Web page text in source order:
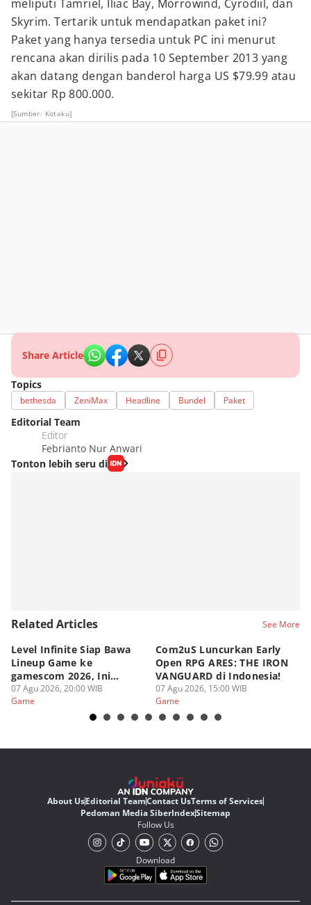
meliputi Tamriel, Iliac Bay, Morrowind, Cyrodiil, dan
Skyrim. Tertarik untuk mendapatkan paket ini?
Paket yang hanya tersedia untuk PC ini menurut
rencana akan dirilis pada 10 September 2013 yang
akan datang dengan banderol harga US $79.99 atau
sekitar Rp 800.000.
[Sumber: Kotaku]
Share Article
Topics
bethesda ZeniMax Headline Bundel Paket
Editorial Team
Editor
Febrianto Nur Anwari
Tonton lebih seru di
Related Articles See More
Level Infinite Siap Bawa
Lineup Game ke
gamescom 2026, Ini
Judulnya!
07 Agu 2026, 20:00 WIB
Game
Com2uS Luncurkan Early
Open RPG ARES: THE IRON
VANGUARD di Indonesia!
07 Agu 2026, 15:00 WIB
Game
About UsEditorial TeamContact UsTerms of Services
Pedoman Media SiberIndexSitemap
Follow Us
Download